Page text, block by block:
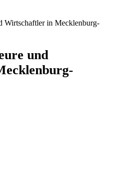
Wirtschaftler in Mecklenburg-
und